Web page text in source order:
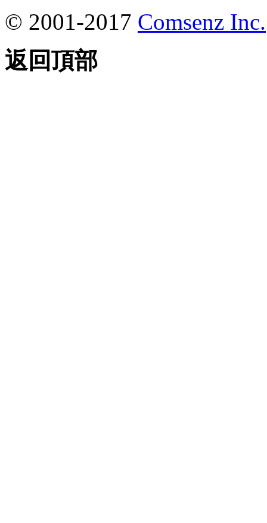
© 2001-2017 Comsenz Inc.
返回頂部